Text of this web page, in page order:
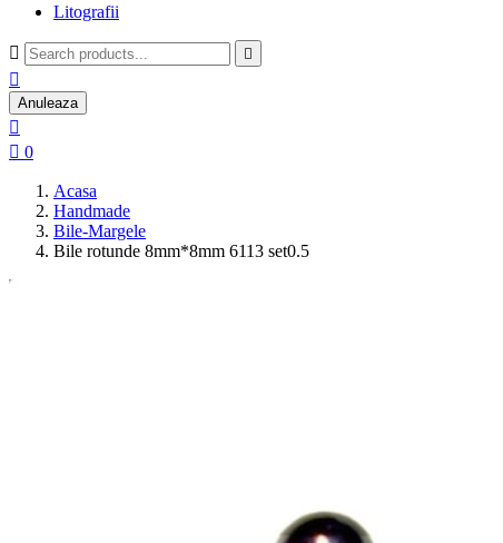
Litografii
 

Anuleaza

 0
Acasa
Handmade
Bile-Margele
Bile rotunde 8mm*8mm 6113 set0.5